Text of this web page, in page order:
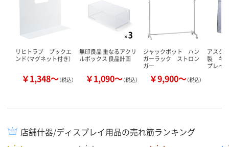
リヒトラブ ブックエ
ンド（マグネット付き）
￥1,348～（税込）
無印良品 重なるアクリ
ルボックス 良品計画
￥1,090～（税込）
ジャックポット ハン
ガーラック ストロン
ガー
￥9,900～（税込）
アスク
製 キュ
プレイ
店舗什器/ディスプレイ用品の売れ筋ランキング